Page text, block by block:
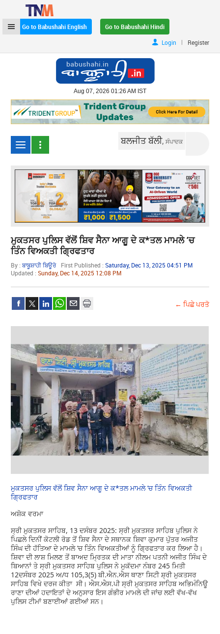
Go to Babushahi English
Go to Babushahi Hindi
Login
| Register
Aug 07, 2026 01:26 AM IST
ਬਲਜੀਤ ਬੱਲੀ,ਸੰਪਾਦਕ
ਮੁਕਤਸਰ ਪੁਲਿਸ ਵੱਲੋਂ ਸ਼ਿਵ ਸੈਨਾ ਆਗੂ ਦੇ ਕ*ਤਲ ਮਾਮਲੇ ’ਚ
ਤਿੰਨ ਵਿਅਕਤੀ ਗ੍ਰਿਫਤਾਰ
By :ਬਾਬੂਸ਼ਾਹੀ ਬਿਊਰੋ First Published :Saturday, Dec 13, 2025 04:51 PM
Updated :Sunday, Dec 14, 2025 12:08 PM
← ਪਿਛੇ ਪਰਤੋ
ਮੁਕਤਸਰ ਪੁਲਿਸ ਵੱਲੋਂ ਸ਼ਿਵ ਸੈਨਾ ਆਗੂ ਦੇ ਕ*ਤਲ ਮਾਮਲੇ ’ਚ ਤਿੰਨ ਵਿਅਕਤੀ
ਗ੍ਰਿਫਤਾਰ
ਅਸ਼ੋਕ ਵਰਮਾ
ਸ੍ਰੀ ਮੁਕਤਸਰ ਸਾਹਿਬ, 13 ਦਸੰਬਰ 2025: ਸ੍ਰੀ ਮੁਕਤਸਰ ਸਾਹਿਬ ਪੁਲਿਸ ਨੇ
ਪਿਛਲੇ ਦਿਨੀਂ ਕੋਟਲੀ ਰੋਡ ਤੋਂ ਸ਼ਿਵ ਸੈਨਾ ਦੇ ਸਥਾਨਕ ਸ਼ਿਵਾ ਕੁਮਾਰ ਪੁੱਤਰ ਅਜੀਤ
ਸਿੰਘ ਦੀ ਹੱਤਿਆ ਦੇ ਮਾਮਲੇ ’ਚ ਤਿੰਨ ਵਿਅਕਤੀਆਂ ਨੂੰ ਗ੍ਰਿਫਤਾਰ ਕਰ ਲਿਆ ਹੈ।
ਸ਼ਿਵਾ ਦੀ ਲਾਸ਼ ਮਿਲਣ ਤੋਂ ਬਾਅਦ ਮ੍ਰਿਤਕ ਦੀ ਮਾਤਾ ਨੀਲਮ ਪਤਨੀ ਅਜੀਤ ਸਿੰਘ ਦੇ
ਬਿਆਨਾਂ ਤੇ ਸ੍ਰੀ ਮੁਕਤਸਰ ਸਾਹਿਬ ਪੁਲਿਸ ਨੇ ਮੁਕੱਦਮਾ ਨੰਬਰ 245 ਮਿਤੀ
12ਦਸੰਬਰ 2025 ਅ/ਧ 105,3(5) ਬੀ.ਐਨ.ਐਸ ਥਾਣਾ ਸਿਟੀ ਸ਼੍ਰੀ ਮੁਕਤਸਰ
ਸਾਹਿਬ ਵਿਖੇ ਦਰਜ ਕੀਤਾ ਸੀ। ਐਸ.ਐਸ.ਪੀ ਸ੍ਰੀ ਮੁਕਤਸਰ ਸਾਹਿਬ ਅਭਿਮੰਨਿਊ
ਰਾਣਾ ਦੀਆਂ ਹਦਾਇਤਾਂ ਦੇ ਅਨੁਸਾਰ ਇਸ ਗੰਭੀਰ ਮਾਮਲੇ ਦੀ ਜਾਂਚ ਲਈ ਵੱਖ-ਵੱਖ
ਪੁਲਿਸ ਟੀਮਾਂ ਬਣਾਈਆਂ ਗਈਆਂ ਸਨ।